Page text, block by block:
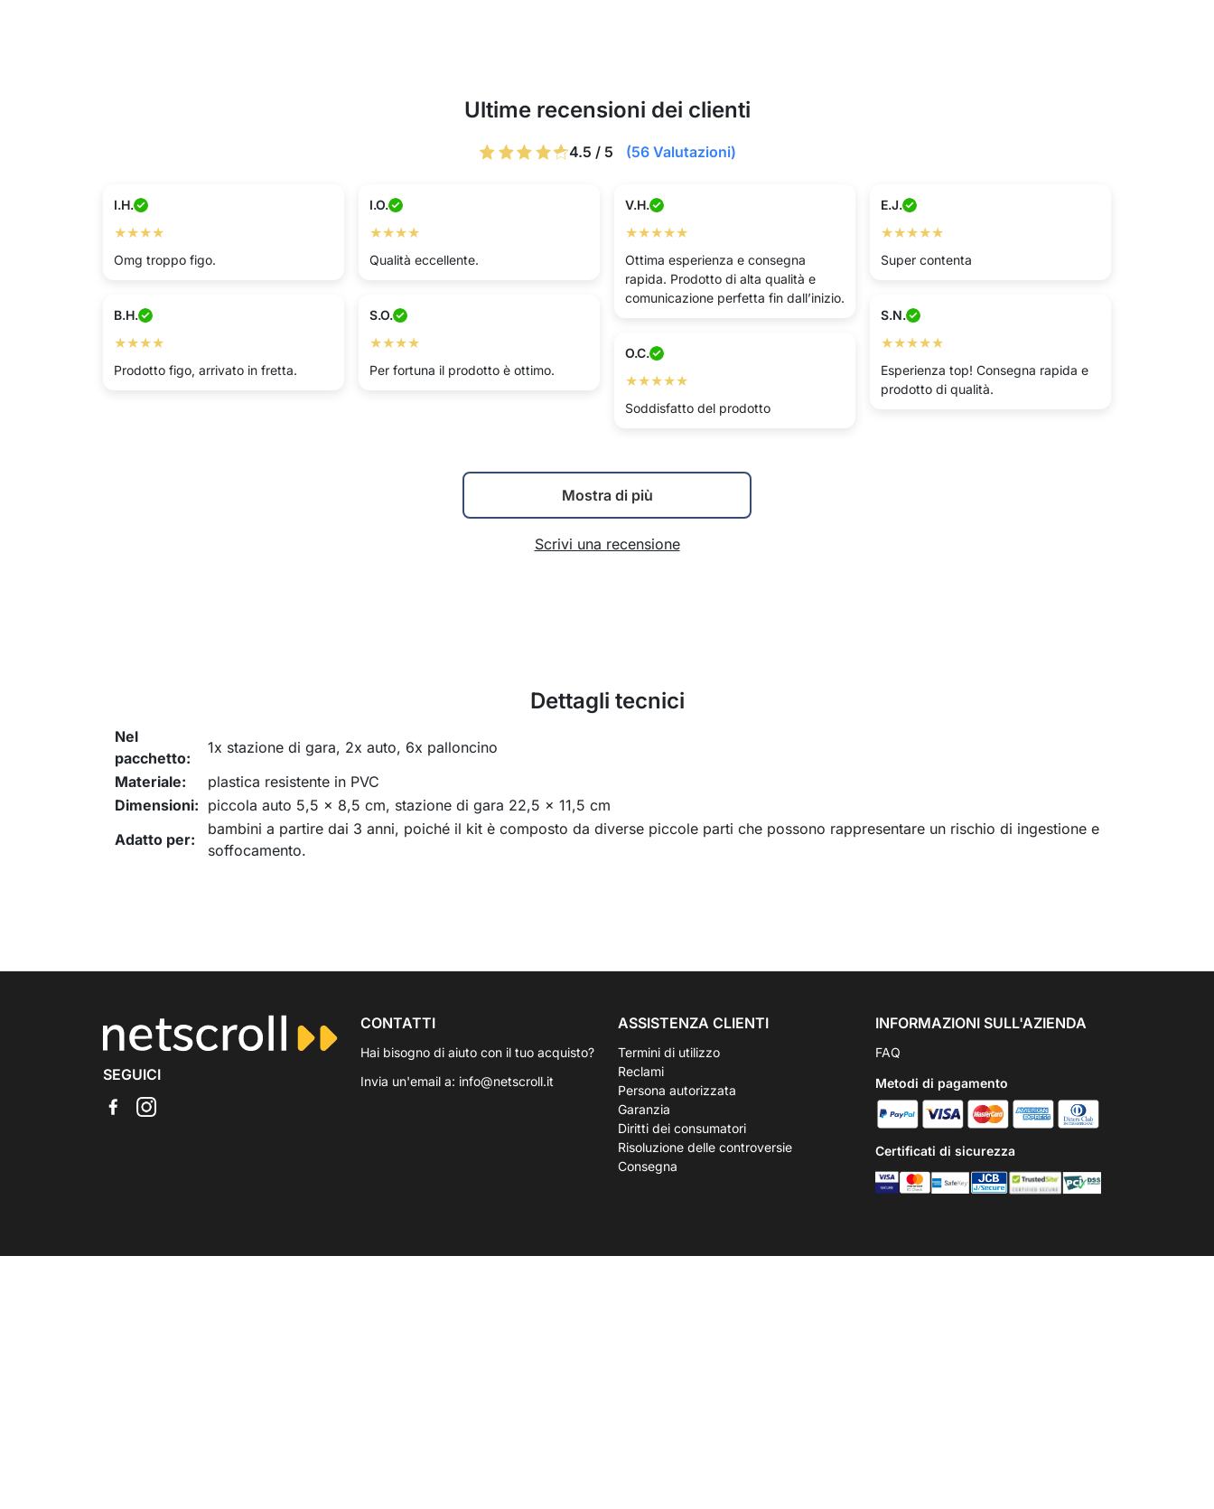
Ultime recensioni dei clienti
4.5 / 5 (56 Valutazioni)
I.H.
★★★★
Omg troppo figo.
I.O.
★★★★
Qualità eccellente.
V.H.
★★★★★
Ottima esperienza e consegna
rapida. Prodotto di alta qualità e
comunicazione perfetta fin dall’inizio.
E.J.
★★★★★
Super contenta
B.H.
★★★★
Prodotto figo, arrivato in fretta.
S.O.
★★★★
Per fortuna il prodotto è ottimo.
S.N.
★★★★★
Esperienza top! Consegna rapida e
prodotto di qualità.
O.C.
★★★★★
Soddisfatto del prodotto
Mostra di più
Scrivi una recensione
Dettagli tecnici
Nel
pacchetto:
1x stazione di gara, 2x auto, 6x palloncino
Materiale:
plastica resistente in PVC
Dimensioni: piccola auto 5,5 x 8,5 cm, stazione di gara 22,5 x 11,5 cm
Adatto per:
bambini a partire dai 3 anni, poiché il kit è composto da diverse piccole parti che possono rappresentare un rischio di ingestione e
soffocamento.
SEGUICI
CONTATTI
Hai bisogno di aiuto con il tuo acquisto?
Invia un'email a: info@netscroll.it
ASSISTENZA CLIENTI
Termini di utilizzo
Reclami
Persona autorizzata
Garanzia
Diritti dei consumatori
Risoluzione delle controversie
Consegna
INFORMAZIONI SULL'AZIENDA
FAQ
Metodi di pagamento
Certificati di sicurezza